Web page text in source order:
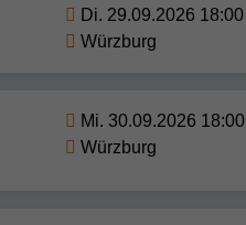
Di. 29.09.2026 18:00
Würzburg
Mi. 30.09.2026 18:00
Würzburg